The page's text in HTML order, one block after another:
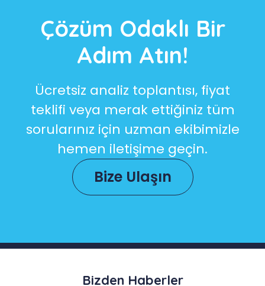
Çözüm Odaklı Bir
Adım Atın!
Ücretsiz analiz toplantısı, fiyat
teklifi veya merak ettiğiniz tüm
sorularınız için uzman ekibimizle
hemen iletişime geçin.
Bize Ulaşın
Bizden Haberler